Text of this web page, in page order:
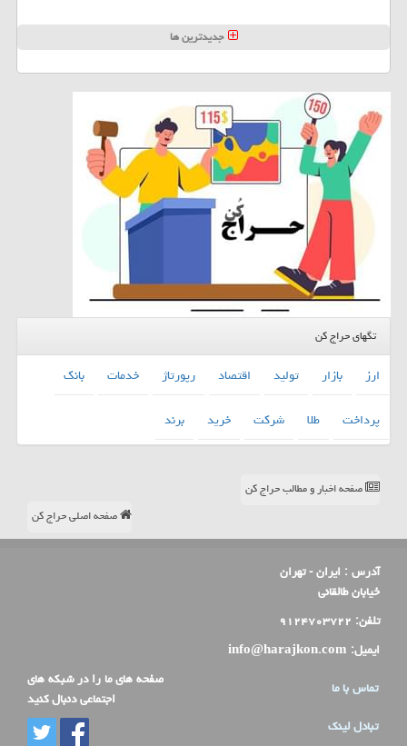
جدیدترین ها
تگهای حراج کن
ارز بازار تولید اقتصاد رپورتاژ خدمات
بانك
پرداخت
طلا شركت خرید برند
صفحه اخبار و مطالب حراج کن
صفحه اصلی حراج کن
آدرس : ایران - تهران
خیابان طالقانی
تلفن: ۹۱۲۴۷۰۳۷۲۲
ایمیل: info@harajkon.com
تماس با ما
تبادل لینک
صفحه های ما را در شبکه های
اجتماعی دنبال کنید